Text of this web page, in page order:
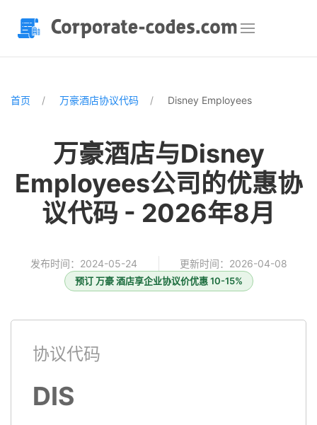
首页 万豪酒店协议代码 Disney Employees
万豪酒店与Disney
Employees公司的优惠协
议代码 - 2026年8月
发布时间：2024-05-24 更新时间：2026-04-08
预订 万豪 酒店享企业协议价优惠 10-15%
协议代码
DIS